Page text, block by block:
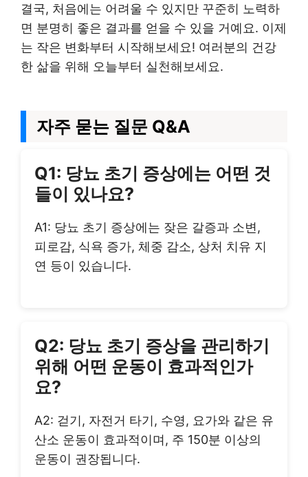
결국, 처음에는 어려울 수 있지만 꾸준히 노력하
면 분명히 좋은 결과를 얻을 수 있을 거예요. 이제
는 작은 변화부터 시작해보세요! 여러분의 건강
한 삶을 위해 오늘부터 실천해보세요.
자주 묻는 질문 Q&A
Q1: 당뇨 초기 증상에는 어떤 것
들이 있나요?
A1: 당뇨 초기 증상에는 잦은 갈증과 소변,
피로감, 식욕 증가, 체중 감소, 상처 치유 지
연 등이 있습니다.
Q2: 당뇨 초기 증상을 관리하기
위해 어떤 운동이 효과적인가
요?
A2: 걷기, 자전거 타기, 수영, 요가와 같은 유
산소 운동이 효과적이며, 주 150분 이상의
운동이 권장됩니다.